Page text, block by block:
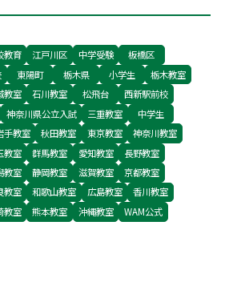
教育 江戸川区 中学受験
板橋区
東陽町 栃木県 小学生
栃木教室
教室 石川教室 松飛台
西新駅前校
神奈川県公立入試 三重教室
中学生
手教室 秋田教室 東京教室
神奈川教室
教室 群馬教室 愛知教室
長野教室
教室 静岡教室 滋賀教室
京都教室
教室 和歌山教室 広島教室
香川教室
教室 熊本教室 沖縄教室
WAM公式